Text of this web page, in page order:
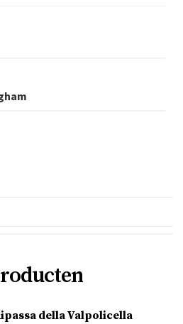
della Valpolicella